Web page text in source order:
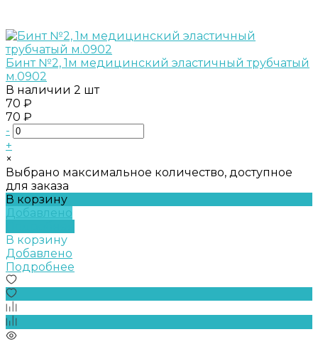
Бинт №2, 1м медицинский эластичный трубчатый
м.0902
В наличии 2 шт
70 ₽
70 ₽
-
+
×
Выбрано максимальное количество, доступное
для заказа
В корзину
Добавлено
В корзину
Добавлено
Подробнее